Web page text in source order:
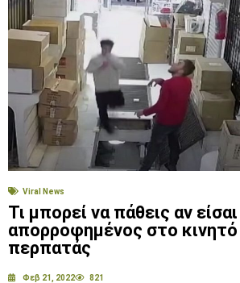
Viral News
Τι μπορεί να πάθεις αν είσαι
απορροφημένος στο
περπατάς
Φεβ 21, 2022 821